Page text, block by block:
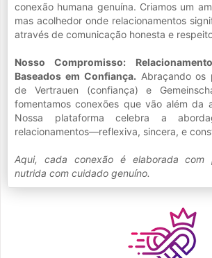
conexão humana genuína. Criamos um
mas acolhedor onde relacionamentos
através de comunicação honesta e
Nosso Compromisso:
Baseados em Confiança. Abraçando os
de Vertrauen (confiança) e
fomentamos conexões que vão além da
Nossa plataforma celebra a
relacionamentos—reflexiva, sincera, e
Aqui, cada conexão é elaborada com
nutrida com cuidado genuíno.